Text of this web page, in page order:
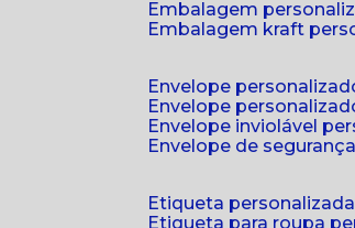
embalagem
embalagem kraft
envelope
envelope
envelope inviolável
envelope de
etiqueta
etiqueta para roupa